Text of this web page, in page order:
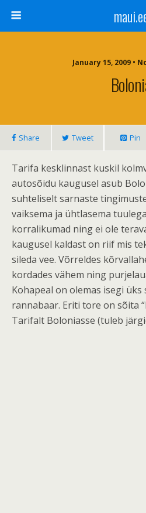
January 15, 2009 •
Share Tweet Pin
Tarifa kesklinnast kuskil
autosõidu kaugusel asub
suhteliselt sarnaste
vaiksema ja ühtlasema
korralikumad ning ei ole
kaugusel kaldast on riif mis
sileda vee. Võrreldes
kordades vähem ning
Kohapeal on olemas isegi
rannabaar. Eriti tore on sõita
Tarifalt Boloniasse (tuleb